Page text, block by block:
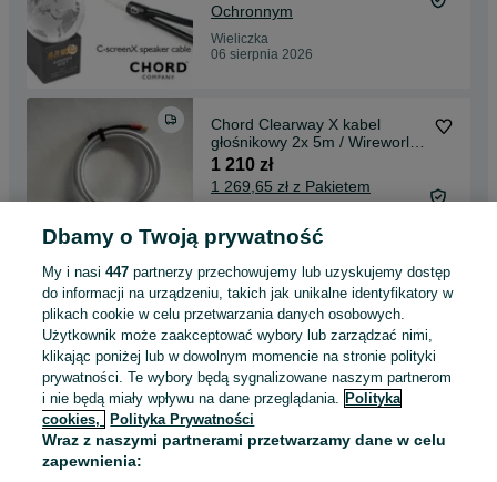
Ochronnym
Wieliczka
06 sierpnia 2026
Chord Clearway X kabel
głośnikowy 2x 5m / Wireworld
banan-szpilki
1 210 zł
1 269,65 zł z Pakietem
Wieliczka
06 sierpnia 2026
Chord C-screen X -2x 3m
Kabel głośnikowy / Promocja
!!!
909 zł
954,80 zł z Pakietem
Ochronnym
Wieliczka
06 sierpnia 2026
Dbamy o Twoją prywatność
My i nasi447 partnerzy przechowujemy lub uzyskujemy dostęp
do informacji na urządzeniu, takich jak unikalne identyfikatory w
plikach cookie w celu przetwarzania danych osobowych.
Użytkownik może zaakceptować wybory lub zarządzać nimi,
klikając poniżej lub w dowolnym momencie na stronie polityki
prywatności. Te wybory będą sygnalizowane naszym partnerom
i nie będą miały wpływu na dane przeglądania. Polityka
cookies,
Polityka Prywatności
Wraz z naszymi partnerami przetwarzamy dane w celu
zapewnienia: